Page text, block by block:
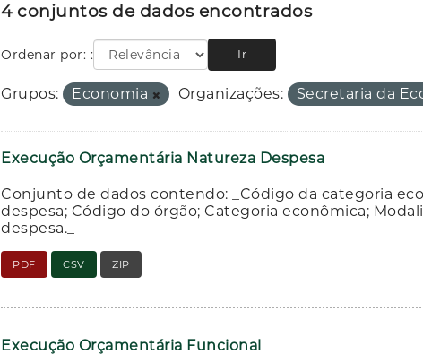
4 conjuntos de dados encontrados
Ordenar por: Ir
Grupos: Economia Organizações: Secretaria da
Execução Orçamentária Natureza Despesa
Conjunto de dados contendo: _Código da categoria
despesa; Código do órgão; Categoria econômica;
despesa._
PDF CSV ZIP
Execução Orçamentária Funcional